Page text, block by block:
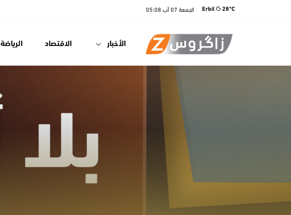
Erbil 28°C الجمعة 07 آب 05:08
الأخبار الاقتصاد الرياضة